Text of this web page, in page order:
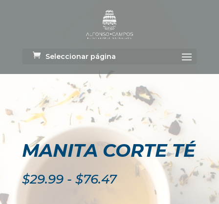
Seleccionar página
MANITA CORTE TÉ
$29.99 - $76.47Rango